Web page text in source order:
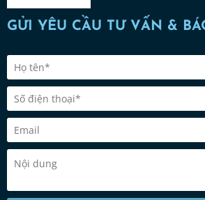
GỬI YÊU CẦU TƯ VẤN &